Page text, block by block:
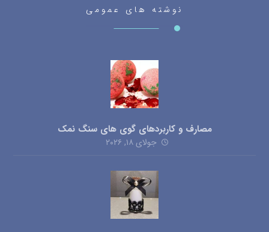
نوشته های عمومی
مصارف و کاربردهای گوی های سنگ نمک
جولای ۱۸, ۲۰۲۶